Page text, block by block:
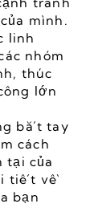
mình.
linh
nhóm
thúc
lớn
bắt tay
cách
tại của
tiết về
bạn